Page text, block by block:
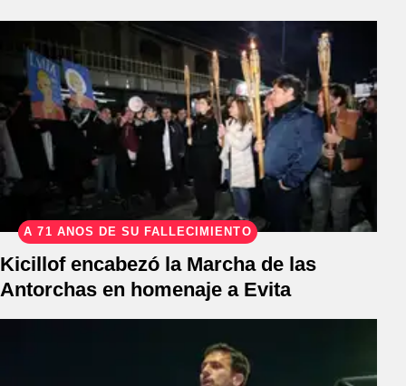
A 71 AÑOS DE SU FALLECIMIENTO
Kicillof encabezó la Marcha de las
Antorchas en homenaje a Evita